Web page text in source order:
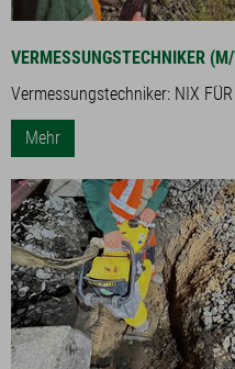
VERMESSUNGSTECHNIKER
Vermessungstechniker: NIX FÜR
Mehr